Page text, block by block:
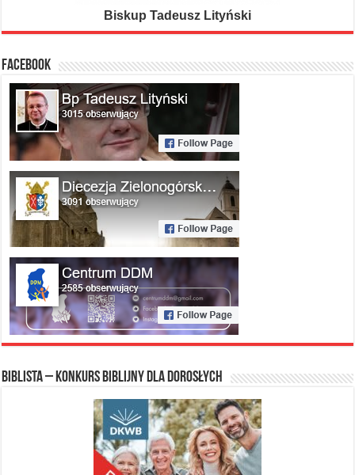
Biskup Tadeusz Lityński
FACEBOOK
Biblista – konkurs biblijny dla dorosłych